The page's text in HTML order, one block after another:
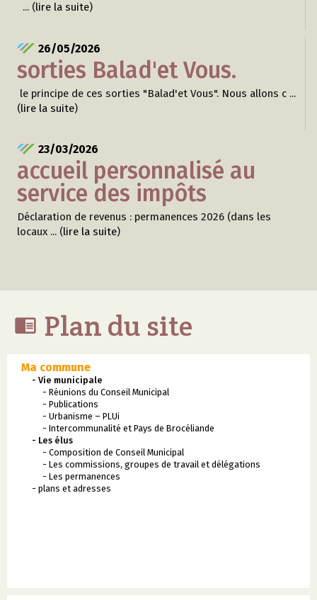
... (lire la suite)
26/05/2026
sorties Balad'et Vous.
le principe de ces sorties "Balad'et Vous". Nous allons c ...
(lire la suite)
23/03/2026
accueil personnalisé au
service des impôts
Déclaration de revenus : permanences 2026 (dans les
locaux ... (lire la suite)
 Plan du site
Ma commune
- Vie municipale
- Réunions du Conseil Municipal
- Publications
- Urbanisme – PLUi
- Intercommunalité et Pays de Brocéliande
- Les élus
- Composition de Conseil Municipal
- Les commissions, groupes de travail et délégations
- Les permanences
- plans et adresses